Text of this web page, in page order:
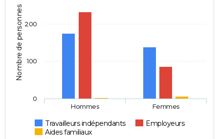
Nombre de personnes
Travailleurs indépendants
Employeurs
Aides familiaux
Hommes Femmes
0
100
200